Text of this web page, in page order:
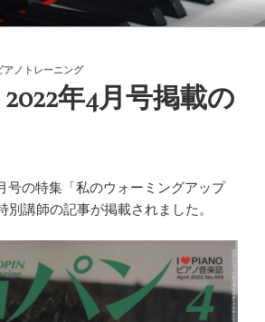
ドしながら奏法を学び、美しい音と自然で優れた
アノトレーニング
年4月号掲載の
号の特集「私のウォーミングアップ
別講師の記事が掲載されました。